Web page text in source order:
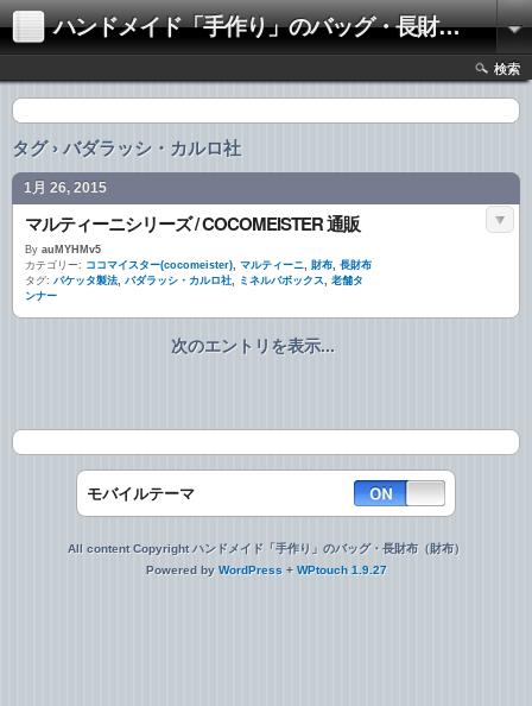
ハンドメイド「手作り」のバッグ・長財布（財布）
検索
タグ › バダラッシ・カルロ社
1月 26, 2015
マルティーニシリーズ / COCOMEISTER 通販
By auMYHMv5
カテゴリー: ココマイスター(cocomeister), マルティーニ, 財布, 長財布
タグ: バケッタ製法, バダラッシ・カルロ社, ミネルバボックス, 老舗タ
ンナー
次のエントリを表示...
モバイルテーマ
All content Copyright ハンドメイド「手作り」のバッグ・長財布（財布）
Powered by WordPress + WPtouch 1.9.27